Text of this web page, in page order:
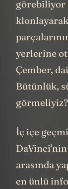
görebiliyor
klonlayarak
yerlerine
Çember,
Bütünlük,
görmeliyiz?
İç içe
DaVinci'nin
arasında
en ünlü